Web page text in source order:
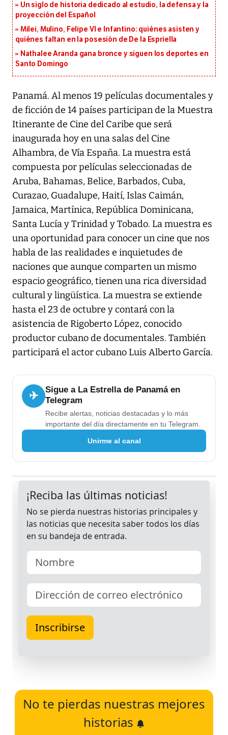
Un siglo de historia dedicado al estudio, la defensa y la
proyección del Español
Milei, Mulino, Felipe VI e Infantino: quiénes asisten y
quiénes faltan en la posesión de De la Espriella
Nathalee Aranda gana bronce y siguen los deportes en
Santo Domingo
Panamá. Al menos 19 películas documentales y
de ficción de 14 países participan de la Muestra
Itinerante de Cine del Caribe que será
inaugurada hoy en una salas del Cine
Alhambra, de Vía España. La muestra está
compuesta por películas seleccionadas de
Aruba, Bahamas, Belice, Barbados, Cuba,
Curazao, Guadalupe, Haití, Islas Caimán,
Jamaica, Martínica, República Dominicana,
Santa Lucía y Trinidad y Tobado. La muestra es
una oportunidad para conocer un cine que nos
habla de las realidades e inquietudes de
naciones que aunque comparten un mismo
espacio geográfico, tienen una rica diversidad
cultural y lingüística. La muestra se extiende
hasta el 23 de octubre y contará con la
asistencia de Rigoberto López, conocido
productor cubano de documentales. También
participará el actor cubano Luis Alberto García.
✈
Sigue a La Estrella de Panamá en
Telegram
Recibe alertas, noticias destacadas y lo más
importante del día directamente en tu Telegram.
Unirme al canal
No te pierdas nuestras mejores
historias